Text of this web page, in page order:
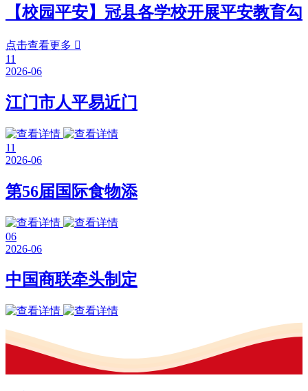
【校园平安】冠县各学校开展平安教育勾
点击查看更多 
11
2026-06
江门市人平易近门
11
2026-06
第56届国际食物添
06
2026-06
中国商联牵头制定